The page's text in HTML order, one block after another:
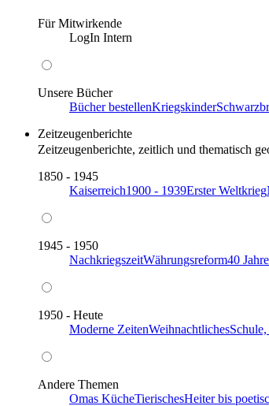
Für Mitwirkende
LogIn Intern
Unsere Bücher
Bücher bestellenKriegskinder
Zeitzeugenberichte
Zeitzeugenberichte, zeitlich und thematisch
1850 - 1945
Kaiserreich1900 - 1939Erster Weltkrieg
1945 - 1950
NachkriegszeitWährungsreform40
1950 - Heute
Moderne ZeitenWeihnachtliches
Andere Themen
Omas KücheTierischesHeiter bis